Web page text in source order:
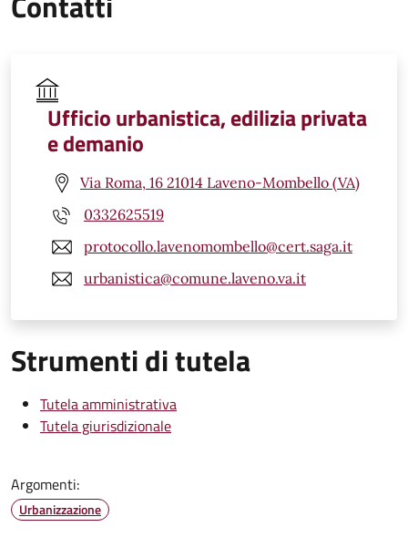
Ufficio urbanistica, edilizia privata
e demanio
Via Roma, 16 21014 Laveno-Mombello (VA)
0332625519
protocollo.lavenomombello@cert.saga.it
urbanistica@comune.laveno.va.it
Strumenti di tutela
Tutela amministrativa
Tutela giurisdizionale
Argomenti:
Urbanizzazione